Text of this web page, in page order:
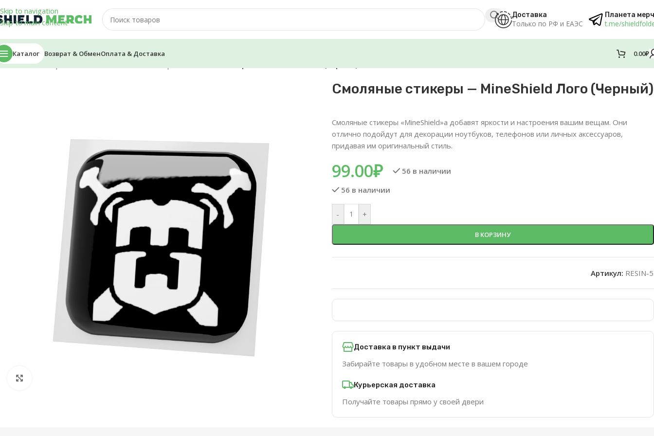
Skip to navigation
Skip to main content
Доставка
Только по РФ и ЕАЭС
Планета
t.me/
Каталог Возврат & ОбменОплата & Доставка 0.00₽
Главная/Стикеры и Наклейки
Смоляные стикеры — MineShield Лого (Черный)
Смоляные стикеры «MineShield»a добавят яркости и настроения вашим вещам. Они
отлично подойдут для декорации ноутбуков, телефонов или личных аксессуаров,
придавая им оригинальный стиль.
99.00₽
56 в наличии
56 в наличии
- +
В КОРЗИНУ
Артикул: RESIN-5
Доставка в пункт выдачи
Забирайте товары в удобном месте в вашем городе
Курьерская доставка
Получайте товары прямо у своей двери